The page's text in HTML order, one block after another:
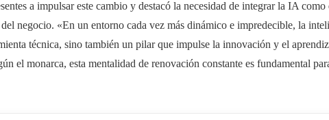
a impulsar este cambio y destacó la necesidad de integrar la IA como
negocio. «En un entorno cada vez más dinámico e impredecible, la
técnica, sino también un pilar que impulse la innovación y el
el monarca, esta mentalidad de renovación constante es fundamental